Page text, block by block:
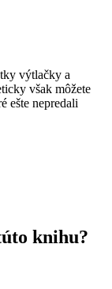
výtlačky a
však môžete
ešte nepredali
knihu?